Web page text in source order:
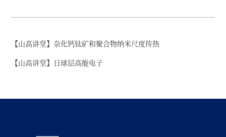
【山高讲堂】杂化钙钛矿和聚合物纳米尺度传热
【山高讲堂】日球层高能电子